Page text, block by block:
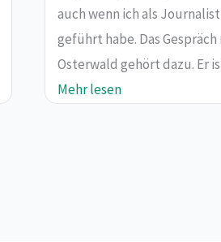
auch wenn ich als
geführt habe. Das Gespräch
Osterwald gehört dazu. Er
Mehr lesen